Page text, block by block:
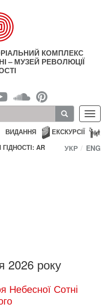
КОМПЛЕКС
– МУЗЕЙ РЕВОЛЮЦІЇ
ЕКСКУРСІЇ
ВИДАННЯ
AR
УКР ENG
2026 року
Небесної Сотні